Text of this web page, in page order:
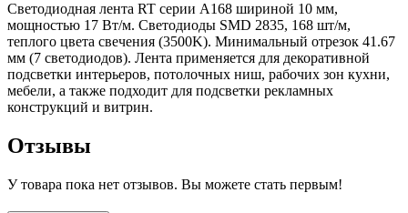
Светодиодная лента RT серии A168 шириной 10 мм,
мощностью 17 Вт/м. Светодиоды SMD 2835, 168 шт/м,
теплого цвета свечения (3500K). Минимальный отрезок 41.67
мм (7 светодиодов). Лента применяется для декоративной
подсветки интерьеров, потолочных ниш, рабочих зон кухни,
мебели, а также подходит для подсветки рекламных
конструкций и витрин.
Отзывы
У товара пока нет отзывов. Вы можете стать первым!